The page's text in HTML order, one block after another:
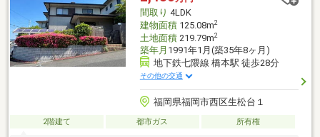
17分と周辺環境も良好の為、生活しやすいエリアになります！
間取り 4LDK
建物面積125.08m2
土地面積219.79m2
築年月 1991年1月(築35年8ヶ月)
地下鉄七隈線 橋本駅 徒歩28分
その他の交通
福岡県福岡市西区生松台１
2階建て 都市ガス 所有権